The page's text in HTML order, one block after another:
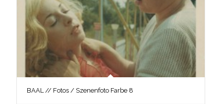
BAAL // Fotos / Szenenfoto Farbe 8